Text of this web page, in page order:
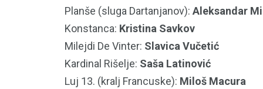
Planše (sluga Dartanjanov): Aleksandar
Konstanca: Kristina Savkov
Milejdi De Vinter: Slavica Vučetić
Kardinal Rišelje: Saša Latinović
Luj 13. (kralj Francuske): Miloš Macura